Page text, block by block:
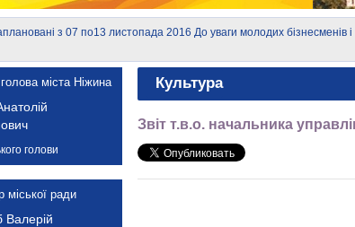
з 07 по13 листопада 2016 До уваги молодих бізнесменів
міста Ніжина
голови
міської ради
Валерій
Культура
Звіт т.в.о. начальника